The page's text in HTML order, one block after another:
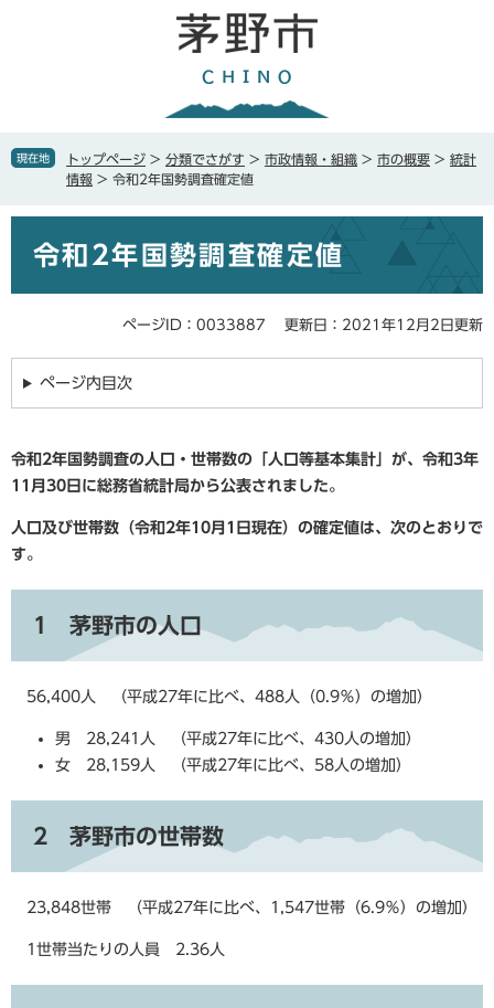
で
ば
本
現在地 トップページ > 分類でさがす > 市政情報・組織 > 市の概要 > 統計
情報 > 令和2年国勢調査確定値
令和2年国勢調査確定値
ページID：0033887 更新日：2021年12月2日更新
ページ内目次
令和2年国勢調査の人口・世帯数の「人口等基本集計」が、令和3年
11月30日に総務省統計局から公表されました。
人口及び世帯数（令和2年10月1日現在）の確定値は、次のとおりで
す。
1 茅野市の人口
56,400人 （平成27年に比べ、488人（0.9％）の増加）
男 28,241人 （平成27年に比べ、430人の増加）
女 28,159人 （平成27年に比べ、58人の増加）
2 茅野市の世帯数
23,848世帯 （平成27年に比べ、1,547世帯（6.9％）の増加）
1世帯当たりの人員 2.36人